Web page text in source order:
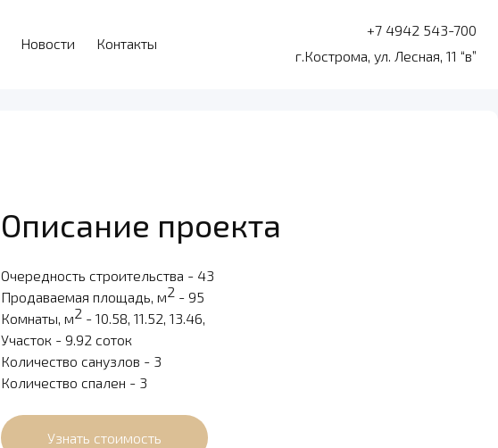
Новости Контакты
+7 4942 543-700
г.Кострома, ул. Лесная, 11 “в”
Описание проекта
Очередность строительства - 43
Продаваемая площадь, м2- 95
Комнаты, м2- 10.58, 11.52, 13.46,
Участок - 9.92 соток
Количество санузлов - 3
Количество спален - 3